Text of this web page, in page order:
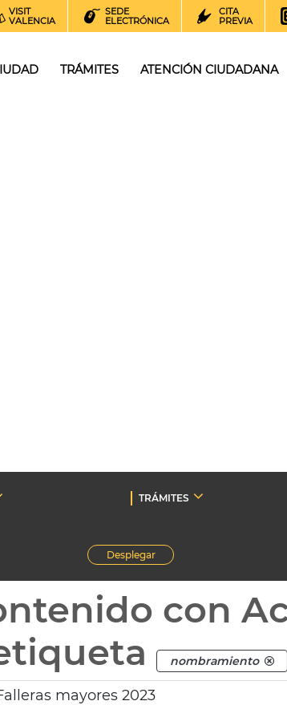
VISIT
VALENCIA
SEDE
ELECTRÓNICA
CITA
PREVIA
TRÁMITES ATENCIÓN CIUDADANA
TRÁMITES
Desplegar
con
nombramiento
mayores 2023